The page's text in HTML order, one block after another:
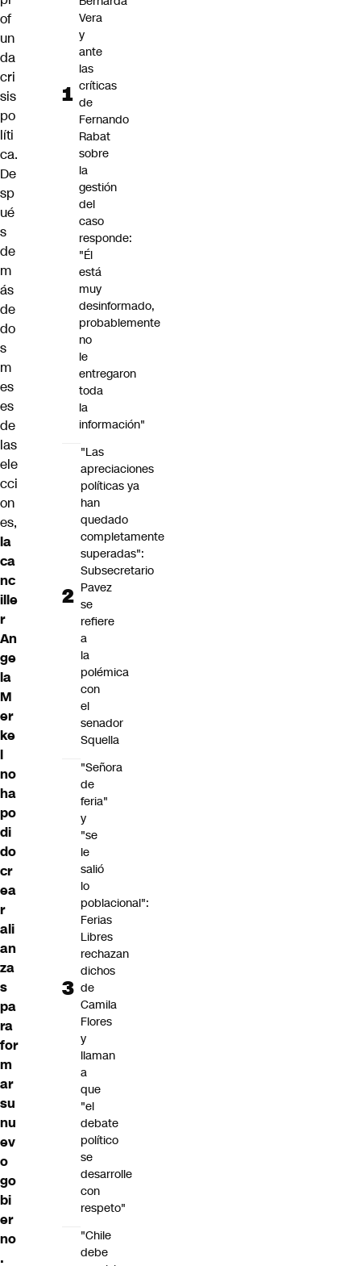
of
un
da
cri
sis
po
líti
ca.
De
sp
ué
s
de
m
ás
de
do
s
m
es
es
de
las
ele
cci
on
es,
la
ca
nc
ille
r
An
ge
la
M
er
ke
l
no
ha
po
di
do
cr
ea
r
ali
an
za
s
pa
ra
for
m
ar
su
nu
ev
o
go
bi
er
no
.
Vera
y
ante
las
críticas
de
Fernando
Rabat
sobre
la
gestión
del
caso
responde:
"Él
está
muy
desinformado,
probablemente
no
le
entregaron
toda
la
información"
"Las
apreciaciones
políticas ya
han
quedado
completamente
superadas":
Subsecretario
Pavez
se
refiere
a
la
polémica
con
el
senador
Squella
"Señora
de
feria"
y
"se
le
salió
lo
poblacional":
Ferias
Libres
rechazan
dichos
de
Camila
Flores
y
llaman
a
que
"el
debate
político
se
desarrolle
con
respeto"
"Chile
debe